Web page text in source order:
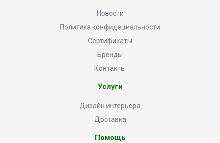
Новости
Политика конфидециальности
Сертификаты
Бренды
Контакты
Услуги
Дизайн интерьера
Доставка
Помощь